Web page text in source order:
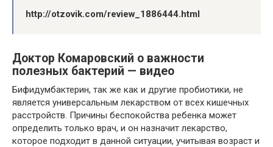
http://otzovik.com/review_1886444.html
Доктор Комаровский о важности
полезных бактерий — видео
Бифидумбактерин, так же как и другие пробиотики, не
является универсальным лекарством от всех кишечных
расстройств. Причины беспокойства ребенка может
определить только врач, и он назначит лекарство,
которое подходит в данной ситуации, учитывая возраст и